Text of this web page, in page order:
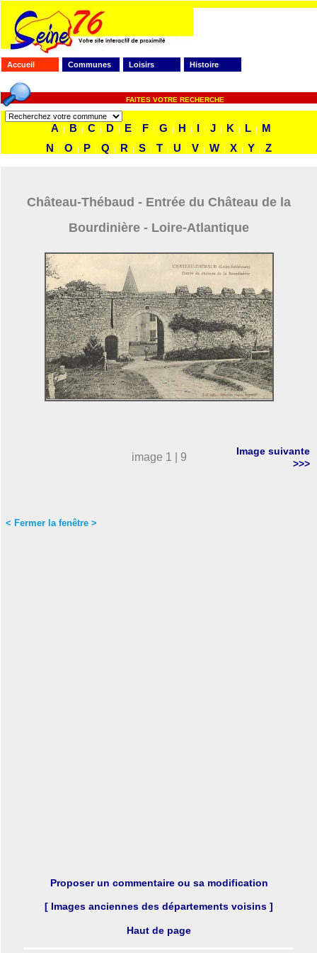
Accueil Communes Loisirs Histoire
FAITES VOTRE RECHERCHE
A | B | C | D | E | F | G | H | I | J | K | L |
M
N
| O | P | Q | R | S | T | U | V | W | X | Y | Z
Château-Thébaud - Entrée du Château de la
Bourdinière - Loire-Atlantique
image 1 | 9
Image suivante
>>>
< Fermer la fenêtre >
Proposer un commentaire ou sa modification
[ Images anciennes des départements voisins ]
Haut de page